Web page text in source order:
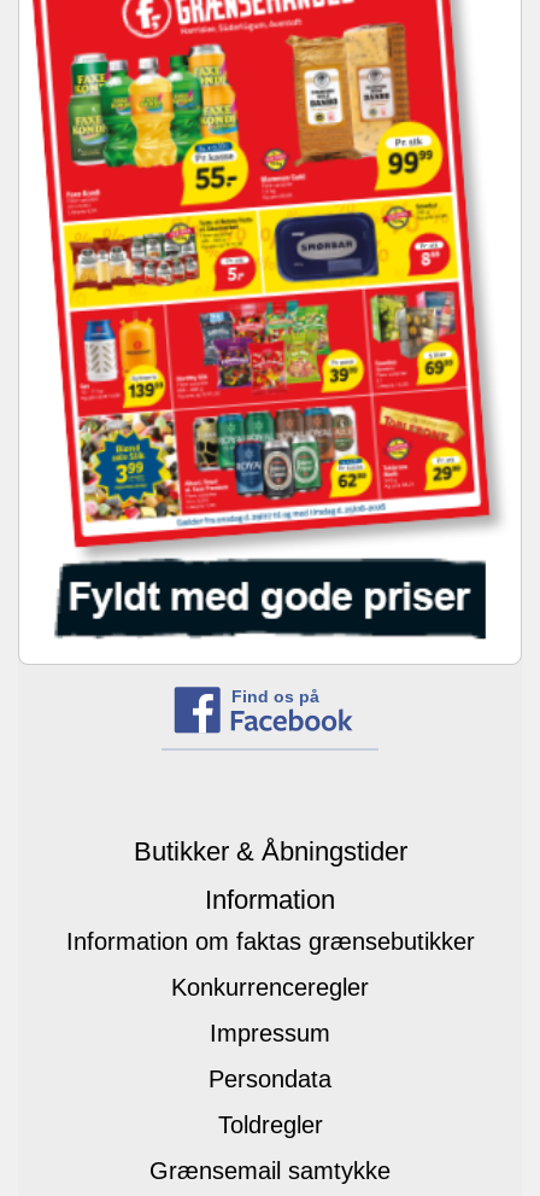
Find os på
Butikker & Åbningstider
Information
Information om faktas grænsebutikker
Konkurrenceregler
Impressum
Persondata
Toldregler
Grænsemail samtykke